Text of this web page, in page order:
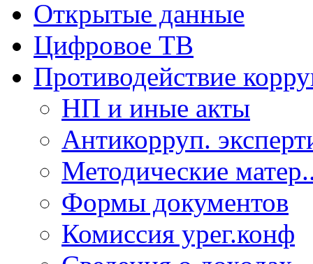
Открытые данные
Цифровое ТВ
Противодействие
НП и иные акты
Антикорруп.
Методические
Формы документов
Комиссия урег.конф